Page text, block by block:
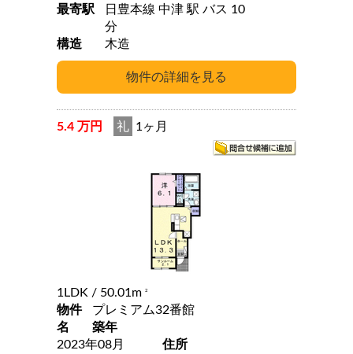
最寄駅
日豊本線 中津 駅 バス 10
分
構造
木造
5.4 万円 礼 1ヶ月
1LDK / 50.01m 2
物件
名
プレミアム32番館
築年
2023年08月
住所